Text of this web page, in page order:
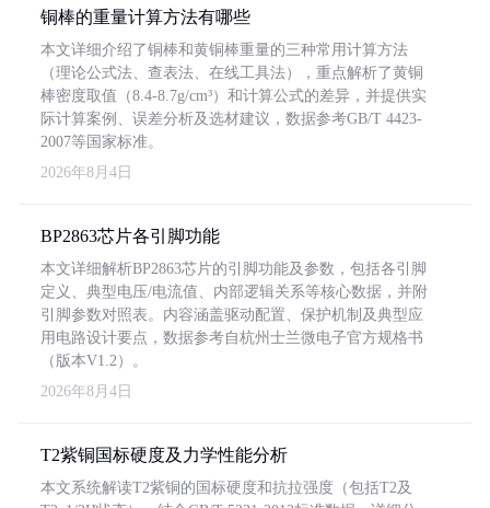
铜棒的重量计算方法有哪些
本文详细介绍了铜棒和黄铜棒重量的三种常用计算方法
（理论公式法、查表法、在线工具法），重点解析了黄铜
棒密度取值（8.4-8.7g/cm³）和计算公式的差异，并提供实
际计算案例、误差分析及选材建议，数据参考GB/T 4423-
2007等国家标准。
2026年8月4日
BP2863芯片各引脚功能
本文详细解析BP2863芯片的引脚功能及参数，包括各引脚
定义、典型电压/电流值、内部逻辑关系等核心数据，并附
引脚参数对照表。内容涵盖驱动配置、保护机制及典型应
用电路设计要点，数据参考自杭州士兰微电子官方规格书
（版本V1.2）。
2026年8月4日
T2紫铜国标硬度及力学性能分析
本文系统解读T2紫铜的国标硬度和抗拉强度（包括T2及